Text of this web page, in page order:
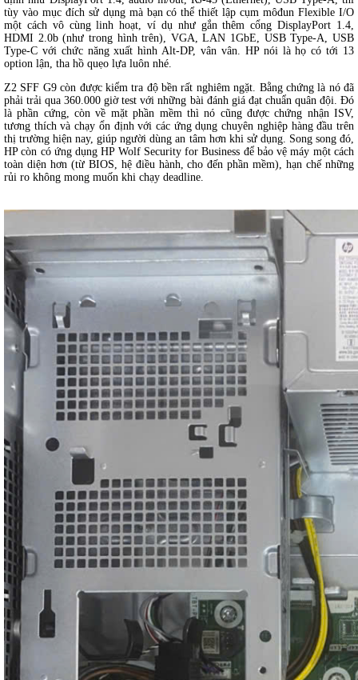
tùy vào mục đích sử dụng mà bạn có thể thiết lập cụm môđun Flexible I/O
một cách vô cùng linh hoạt, ví dụ như gắn thêm cổng DisplayPort 1.4,
HDMI 2.0b (như trong hình trên), VGA, LAN 1GbE, USB Type-A, USB
Type-C với chức năng xuất hình Alt-DP, vân vân. HP nói là họ có tới 13
option lận, tha hồ quẹo lựa luôn nhé.
Z2 SFF G9 còn được kiểm tra độ bền rất nghiêm ngặt. Bằng chứng là nó đã
phải trải qua 360.000 giờ test với những bài đánh giá đạt chuẩn quân đội. Đó
là phần cứng, còn về mặt phần mềm thì nó cũng được chứng nhận ISV,
tương thích và chạy ổn định với các ứng dụng chuyên nghiệp hàng đầu trên
thị trường hiện nay, giúp người dùng an tâm hơn khi sử dụng. Song song đó,
HP còn có ứng dụng HP Wolf Security for Business để bảo vệ máy một cách
toàn diện hơn (từ BIOS, hệ điều hành, cho đến phần mềm), hạn chế những
rủi ro không mong muốn khi chạy deadline.